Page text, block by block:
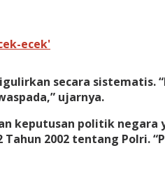
ecek'
secara sistematis.
ujarnya.
keputusan politik
2002 tentang Polri.